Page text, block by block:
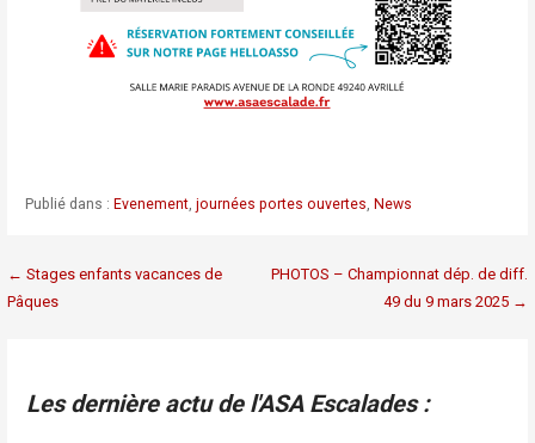
Publié dans : Evenement, journées portes ouvertes, News
Navigation
← Stages enfants vacances de
Pâques
PHOTOS – Championnat dép. de diff.
49 du 9 mars 2025 →
Les dernière actu de l'ASA Escalades :